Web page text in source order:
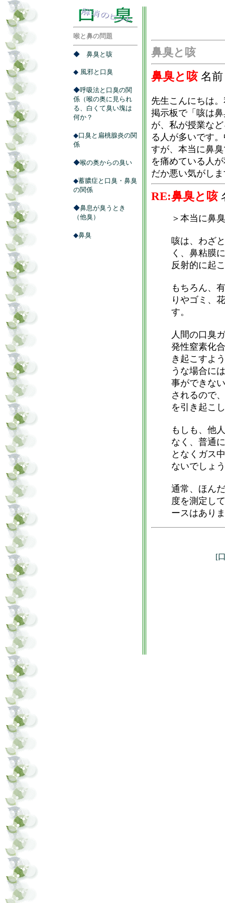
喉と鼻の問題
◆ 鼻臭と咳
◆ 風邪と口臭
◆呼吸法と口臭の関
係（喉の奥に見られ
る、白くて臭い塊は
何か？
◆口臭と扁桃腺炎の関
係
◆喉の奥からの臭い
◆蓄膿症と口臭・鼻臭
の関係
◆鼻息が臭うとき
（他臭）
◆鼻臭
鼻臭と咳
鼻臭と咳名前
先生こんにちは
掲示板で「咳は
が、私が授業な
る人が多いです
すが、本当に鼻
を痛めている人
だか悪い気がし
RE:鼻臭と咳
＞本当に鼻
咳は、わざ
く、鼻粘膜
反射的に起
もちろん、
りやゴミ、
す。
人間の口臭
発性窒素化
き起こすよ
うな場合に
事ができな
されるので
を引き起こ
もしも、他
なく、普通
となくガス
ないでしょ
通常、ほん
度を測定し
ースはあり
[